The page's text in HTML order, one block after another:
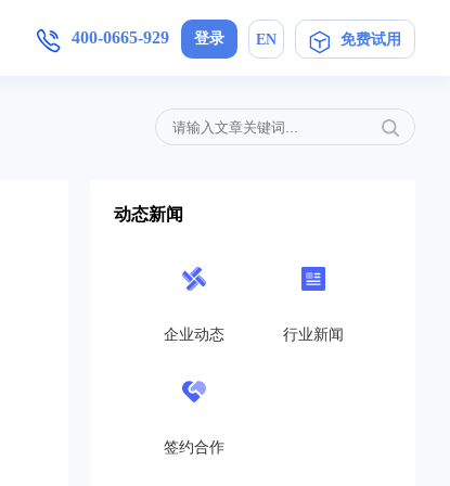
增值服务
开源CRM
旗舰企业版
SaaS在线版
帮助中心
在信息时代，开展优质护理服务，信
展的契机,活动策划公司就得在...
教育培训行业如雨后春笋般涌现，这
产品手册
加入我们
400-0665-929 登录 EN 免费试用
动态新闻
企业动态 行业新闻
签约合作